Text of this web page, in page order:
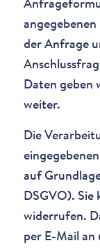
der Anfrage
Daten geben
weiter.
Die
auf
DSGVO). Sie
widerrufen.
per E-Mail an